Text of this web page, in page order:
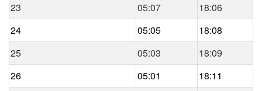
23
05:07
18:06
24
05:05
18:08
25
05:03
18:09
26
05:01
18:11